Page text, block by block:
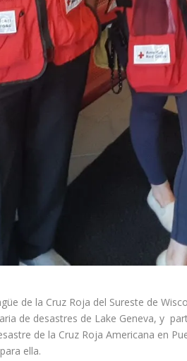
de la Cruz Roja del Sureste de
de desastres de Lake Geneva, y
de la Cruz Roja Americana en
ella.